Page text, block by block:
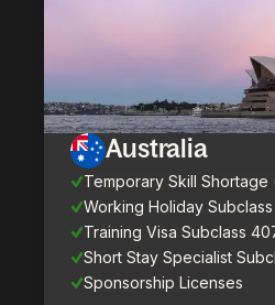
Australia
Temporary Skill Shortage
Working Holiday
Training Visa Subclass
Short Stay Specialist
Sponsorship Licenses